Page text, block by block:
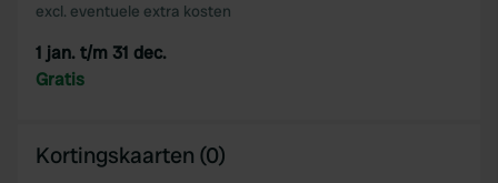
excl. eventuele extra kosten
1 jan. t/m 31 dec.
Gratis
Kortingskaarten (0)